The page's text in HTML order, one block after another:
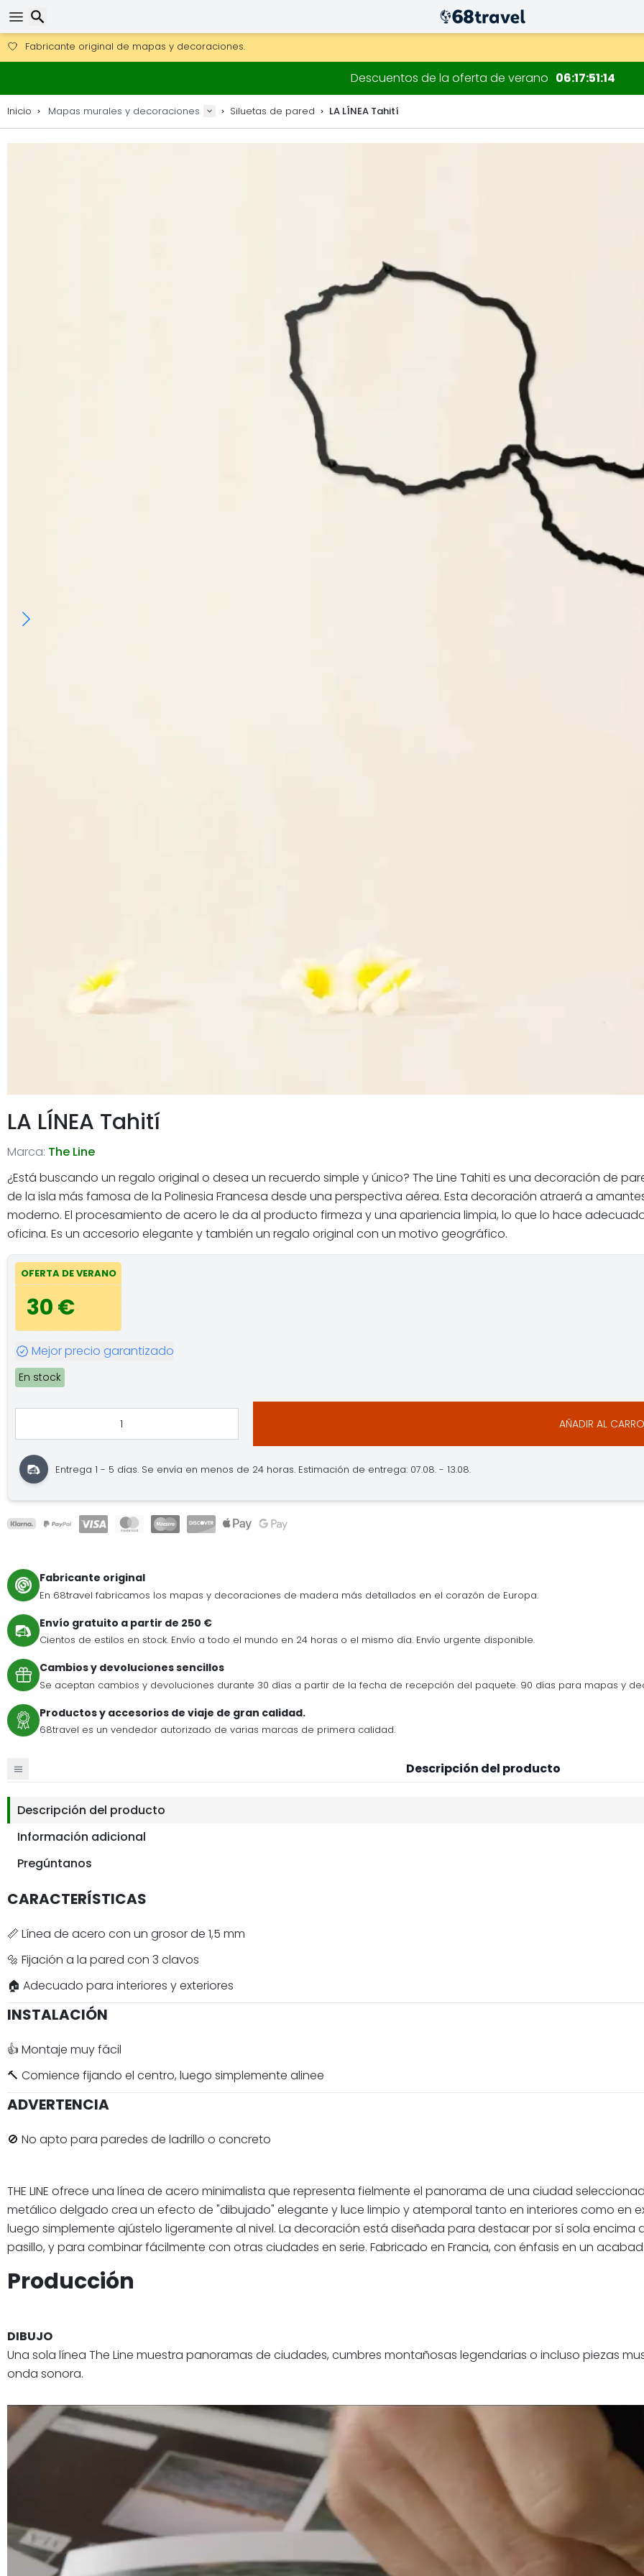
Consigue el envío gratuito en pedidos de más de 250 €.
Envío DHL 1 día disponible.
30 días para devoluciones, 90 días para mapas de madera y decoraciones.Descuentos de la oferta de verano 06 17 51 13
Inicio Mapas murales y decoraciones Siluetas de pared LA LÍNEA Tahití
LA LÍNEA Tahití
Marca: The Line
¿Está buscando un regalo original o desea un recuerdo simple y único? The Line Tahiti es una decoración de
de la isla más famosa de la Polinesia Francesa desde una perspectiva aérea. Esta decoración atraerá a
moderno. El procesamiento de acero le da al producto firmeza y una apariencia limpia, lo que lo hace
oficina. Es un accesorio elegante y también un regalo original con un motivo geográfico.
OFERTA DE VERANO
30 €
Mejor precio garantizado
En stock
AÑADIR AL CARRO
Entrega 1 - 5 días. Se envía en menos de 24 horas. Estimación de entrega: 07.08. - 13.08.
Fabricante original
En 68travel fabricamos los mapas y decoraciones de madera más detallados en el corazón de Europa.
Envío gratuito a partir de 250 €
Cientos de estilos en stock. Envío a todo el mundo en 24 horas o el mismo día. Envío urgente disponible.
Cambios y devoluciones sencillos
Se aceptan cambios y devoluciones durante 30 días a partir de la fecha de recepción del paquete. 90 días para mapas y
Productos y accesorios de viaje de gran calidad.
68travel es un vendedor autorizado de varias marcas de primera calidad.
Descripción del producto
Descripción del producto
Información adicional
Pregúntanos
CARACTERÍSTICAS
📏 Línea de acero con un grosor de 1,5 mm
🔩 Fijación a la pared con 3 clavos
🏠 Adecuado para interiores y exteriores
INSTALACIÓN
👍 Montaje muy fácil
🔨 Comience fijando el centro, luego simplemente alinee
ADVERTENCIA
🚫 No apto para paredes de ladrillo o concreto
THE LINE ofrece una línea de acero minimalista que representa fielmente el panorama de una ciudad
metálico delgado crea un efecto de "dibujado" elegante y luce limpio y atemporal tanto en interiores como en
luego simplemente ajústelo ligeramente al nivel. La decoración está diseñada para destacar por sí sola encima
pasillo, y para combinar fácilmente con otras ciudades en serie. Fabricado en Francia, con énfasis en un
Producción
DIBUJO
Una sola línea The Line muestra panoramas de ciudades, cumbres montañosas legendarias o incluso piezas
onda sonora.